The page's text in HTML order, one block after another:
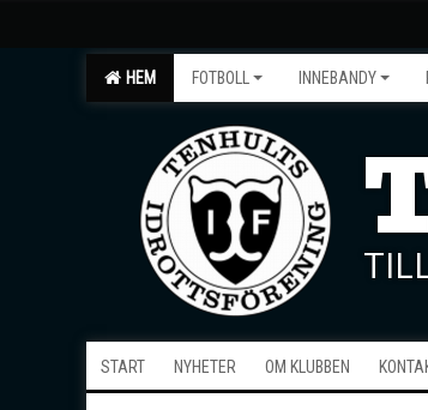
HEM FOTBOLL INNEBANDY
START NYHETER OM KLUBBEN